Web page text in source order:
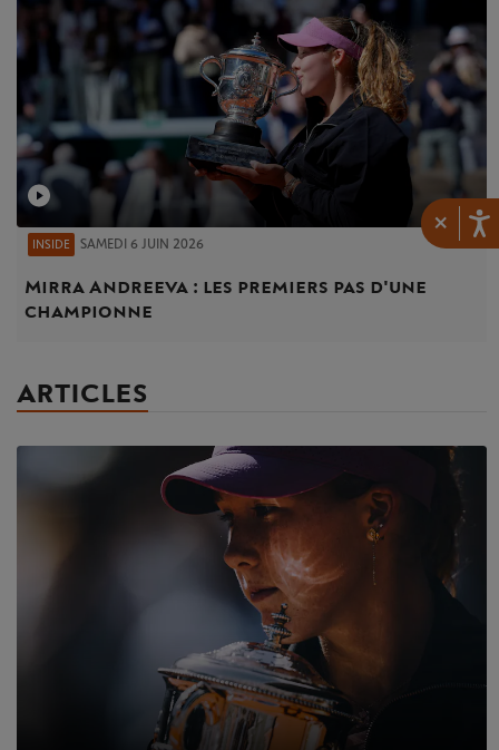
×
INSIDE SAMEDI 6 JUIN 2026
Mirra Andreeva : les premiers pas d'une
championne
ARTICLES